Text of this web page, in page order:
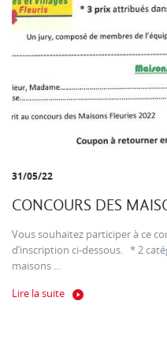
31/05/22
CONCOURS DES
Vous souhaitez participer à ce
d’inscription ci-dessous. * 2
maisons ...
Lire la suite